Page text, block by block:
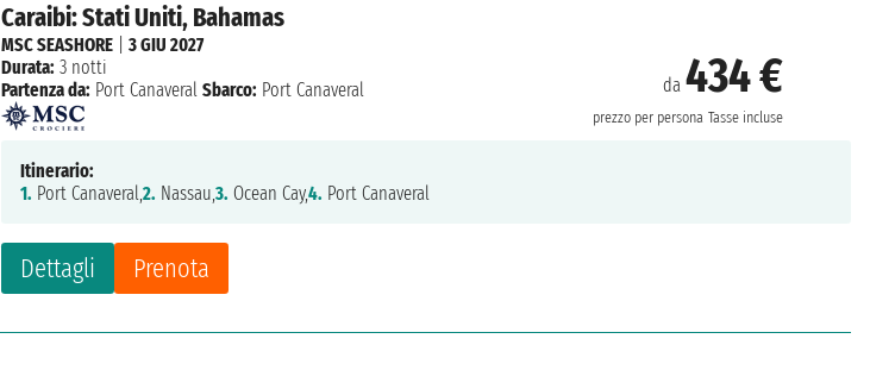
Caraibi: Stati Uniti, Bahamas
da434 €
prezzo per persona Tasse incluse
Dettagli Prenota
MSC SEASHORE |3 GIU 2027
Durata: 3 notti
Partenza da: Port Canaveral Sbarco: Port Canaveral
Itinerario:
1. Port Canaveral,2. Nassau,3. Ocean Cay,4. Port Canaveral